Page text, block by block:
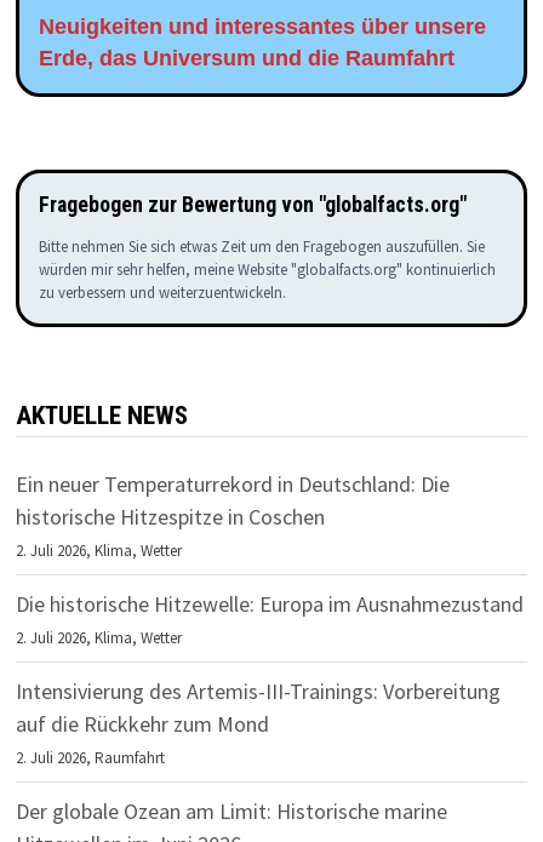
Neuigkeiten und interessantes über unsere
Erde, das Universum und die Raumfahrt
Fragebogen zur Bewertung von "globalfacts.org"
Bitte nehmen Sie sich etwas Zeit um den Fragebogen auszufüllen. Sie
würden mir sehr helfen, meine Website "globalfacts.org" kontinuierlich
zu verbessern und weiterzuentwickeln.
AKTUELLE NEWS
Ein neuer Temperaturrekord in Deutschland: Die
historische Hitzespitze in Coschen
2. Juli 2026,Klima,Wetter
Die historische Hitzewelle: Europa im Ausnahmezustand
2. Juli 2026,Klima,Wetter
Intensivierung des Artemis-III-Trainings: Vorbereitung
auf die Rückkehr zum Mond
2. Juli 2026,Raumfahrt
Der globale Ozean am Limit: Historische marine